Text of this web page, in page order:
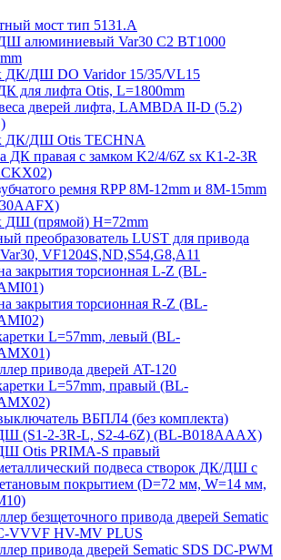
мост тип 5131.A
алюминиевый Var30 C2 BT1000
ДК/ДШ DO Varidor 15/35/VL15
для лифта Otis, L=1800mm
дверей лифта, LAMBDA II-D (5.2)
ДК/ДШ Otis TECHNA
ДК правая с замком K2/4/6Z sx K1-2-3R
ремня RPP 8M-12mm и 8M-15mm
ДШ (прямой) H=72mm
преобразователь LUST для привода
VF1204S,ND,S54,G8,A11
закрытия торсионная L-Z (BL-
закрытия торсионная R-Z (BL-
L=57mm, левый (BL-
привода дверей AT-120
L=57mm, правый (BL-
ВБПЛ4 (без комплекта)
(S1-2-3R-L, S2-4-6Z) (BL-B018AAAX)
Otis PRIMA-S правый
подвеса створок ДК/ДШ с
покрытием (D=72 мм, W=14 мм,
безщеточного привода дверей Sematiс
VVVF HV-MV PLUS
привода дверей Sematic SDS DC-PWM